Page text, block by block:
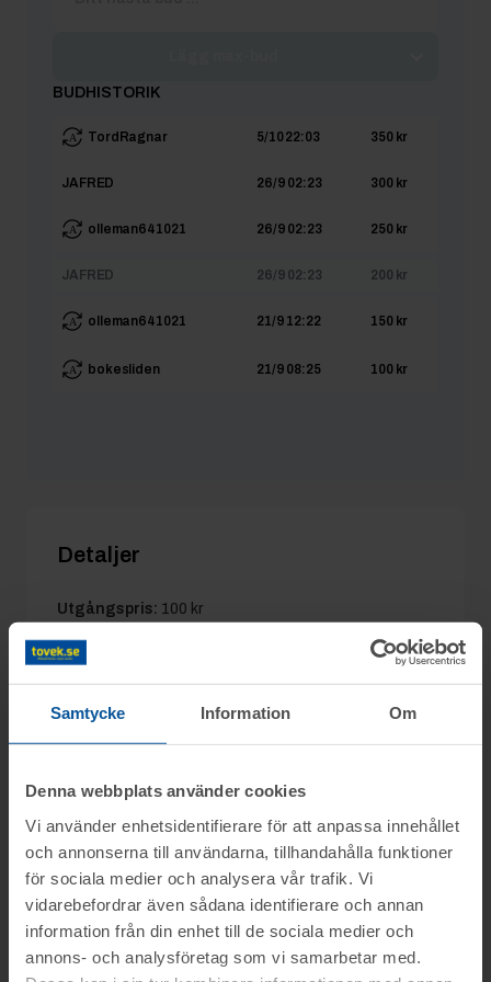
Samtycke Information Om
Denna webbplats använder cookies
Vi använder enhetsidentifierare för att anpassa innehållet
och annonserna till användarna, tillhandahålla funktioner
för sociala medier och analysera vår trafik. Vi
vidarebefordrar även sådana identifierare och annan
information från din enhet till de sociala medier och
annons- och analysföretag som vi samarbetar med.
BUDHISTORIK
TordRagnar 5/10 22:03 350 kr
JAFRED 26/9 02:23 300 kr
olleman641021 26/9 02:23 250 kr
JAFRED 26/9 02:23 200 kr
olleman641021 21/9 12:22 150 kr
bokesliden 21/9 08:25 100 kr
Detaljer
Utgångspris: 100 kr
Moms:
Information
Objekt från dödsbo samt olika företag och
privatpersoner säljs genom nätauktion på
www.tovek.se med avslut måndagen den 6
oktober från kl. 14.00.
Frågor
Lars tel.nr: 0708-496611
Visning